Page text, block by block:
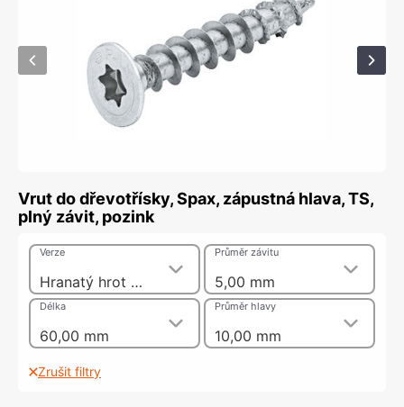
Vrut do dřevotřísky, Spax, zápustná hlava, TS,
plný závit, pozink
Hranatý hrot s patentovaným vlnovým profilem a víceúčelovou hlavou
Verze
5,00 mm
Průměr závitu
60,00 mm
Délka
10,00 mm
Průměr hlavy
Zrušit filtry